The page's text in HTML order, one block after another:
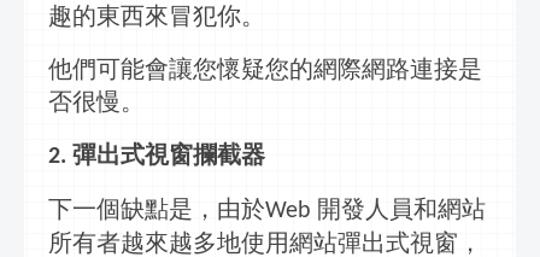
趣的東西來冒犯你。
他們可能會讓您懷疑您的網際網路連接是
否很慢。
2. 彈出式視窗攔截器
下一個缺點是，由於Web 開發人員和網站
所有者越來越多地使用網站彈出式視窗 ，